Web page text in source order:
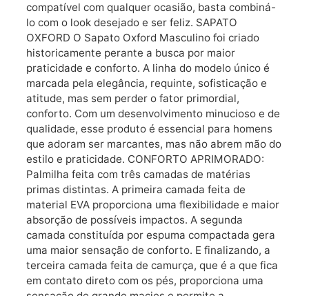
compatível com qualquer ocasião, basta combiná-
lo com o look desejado e ser feliz. SAPATO
OXFORD O Sapato Oxford Masculino foi criado
historicamente perante a busca por maior
praticidade e conforto. A linha do modelo único é
marcada pela elegância, requinte, sofisticação e
atitude, mas sem perder o fator primordial,
conforto. Com um desenvolvimento minucioso e de
qualidade, esse produto é essencial para homens
que adoram ser marcantes, mas não abrem mão do
estilo e praticidade. CONFORTO APRIMORADO:
Palmilha feita com três camadas de matérias
primas distintas. A primeira camada feita de
material EVA proporciona uma flexibilidade e maior
absorção de possíveis impactos. A segunda
camada constituída por espuma compactada gera
uma maior sensação de conforto. E finalizando, a
terceira camada feita de camurça, que é a que fica
em contato direto com os pés, proporciona uma